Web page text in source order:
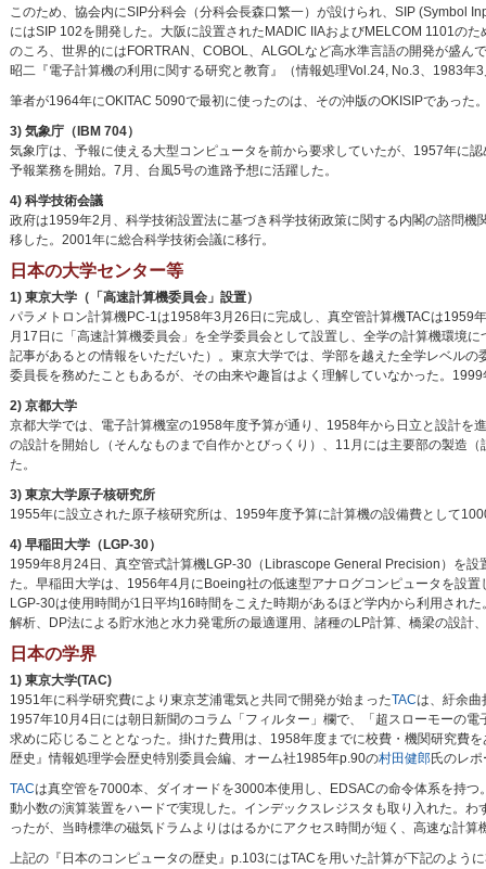
このため、協会内にSIP分科会（分科会長森口繁一）が設けられ、SIP (Symbol
にはSIP 102を開発した。大阪に設置されたMADIC IIAおよびMELCOM 1101の
のころ、世界的にはFORTRAN、COBOL、ALGOLなど高水準言語の開発が盛
昭二『電子計算機の利用に関する研究と教育』（情報処理Vol.24, No.3、1983年
筆者が1964年にOKITAC 5090で最初に使ったのは、その沖版のOKISIPであっ
3) 気象庁（IBM 704）
気象庁は、予報に使える大型コンピュータを前から要求していたが、1957年に
予報業務を開始。7月、台風5号の進路予想に活躍した。
4) 科学技術会議
政府は1959年2月、科学技術設置法に基づき科学技術政策に関する内閣の諮問
移した。2001年に総合科学技術会議に移行。
日本の大学センター等
1) 東京大学（「高速計算機委員会」設置）
パラメトロン計算機PC-1は1958年3月26日に完成し、真空管計算機TACは
月17日に「高速計算機委員会」を全学委員会として設置し、全学の計算機環境
記事があるとの情報をいただいた）。東京大学では、学部を越えた全学レベル
委員長を務めたこともあるが、その由来や趣旨はよく理解していなかった。
2) 京都大学
京都大学では、電子計算機室の1958年度予算が通り、1958年から日立と設計
の設計を開始し（そんなものまで自作かとびっくり）、11月には主要部の製造
た。
3) 東京大学原子核研究所
1955年に設立された原子核研究所は、1959年度予算に計算機の設備費として
4) 早稲田大学（LGP-30）
1959年8月24日、真空管式計算機LGP-30（Librascope General Precision）を
た。早稲田大学は、1956年4月にBoeing社の低速型アナログコンピュータを設
LGP-30は使用時間が1日平均16時間をこえた時期があるほど学内から利用され
解析、DP法による貯水池と水力発電所の最適運用、諸種のLP計算、橋梁の設
日本の学界
1) 東京大学(TAC)
1951年に科学研究費により東京芝浦電気と共同で開発が始まったTACは、紆余曲
1957年10月4日には朝日新聞のコラム「フィルター」欄で、「超スローモーの
求めに応じることとなった。掛けた費用は、1958年度までに校費・機関研究費
歴史』情報処理学会歴史特別委員会編、オーム社1985年p.90の村田健郎氏のレポ
TACは真空管を7000本、ダイオードを3000本使用し、EDSACの命令体系を持
動小数の演算装置をハードで実現した。インデックスレジスタも取り入れた。
ったが、当時標準の磁気ドラムよりははるかにアクセス時間が短く、高速な計算
上記の『日本のコンピュータの歴史』p.103にはTACを用いた計算が下記のよう